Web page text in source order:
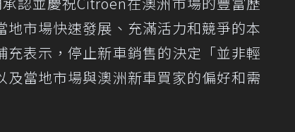
市場快速發展、充滿活力和競爭的本
表示，停止新車銷售的決定「並非輕
當地市場與澳洲新車買家的偏好和需